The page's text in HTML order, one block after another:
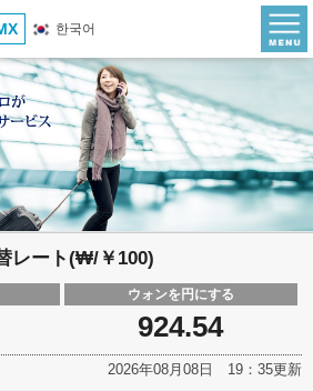
한국어
レート(₩/￥100)
ウォンを円にする
924.54
2026年08月08日 19：35更新